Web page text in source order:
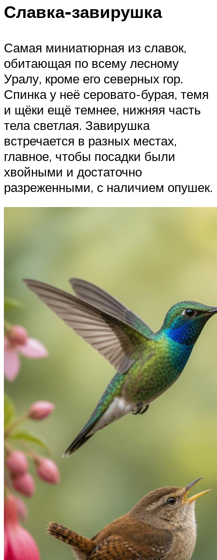
Славка-завирушка
Самая миниатюрная из славок,
обитающая по всему лесному
Уралу, кроме его северных гор.
Спинка у неё серовато-бурая, темя
и щёки ещё темнее, нижняя часть
тела светлая. Завирушка
встречается в разных местах,
главное, чтобы посадки были
хвойными и достаточно
разреженными, с наличием опушек.